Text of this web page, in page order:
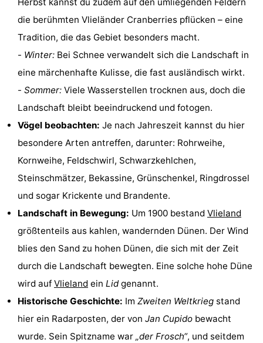
Rundfahrten
Spielplätze
Natur
Führungen
Sport
Radfahren
Wandern
Reiten
Wattwandern
Sportangeln
Seehunden
Essen
Veranstaltungen
die berühmten Vlieländer Cranberries pflücken – eine
Tradition, die das Gebiet besonders macht.
- Winter: Bei Schnee verwandelt sich die Landschaft in
eine märchenhafte Kulisse, die fast ausländisch wirkt.
- Sommer: Viele Wasserstellen trocknen aus, doch die
Landschaft bleibt beeindruckend und fotogen.
Vögel beobachten: Je nach Jahreszeit kannst du hier
besondere Arten antreffen, darunter: Rohrweihe,
Kornweihe, Feldschwirl, Schwarzkehlchen,
Steinschmätzer, Bekassine, Grünschenkel, Ringdrossel
und sogar Krickente und Brandente.
Landschaft in Bewegung: Um 1900 bestand Vlieland
größtenteils aus kahlen, wandernden Dünen. Der Wind
blies den Sand zu hohen Dünen, die sich mit der Zeit
durch die Landschaft bewegten. Eine solche hohe Düne
wird auf Vlieland ein Lidgenannt.
Historische Geschichte: Im Zweiten Weltkrieg stand
hier ein Radarposten, der von Jan Cupido bewacht
wurde. Sein Spitzname war „der Frosch“, und seitdem